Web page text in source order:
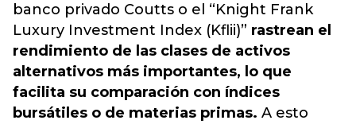
banco privado Coutts o el “Knight Frank
Luxury Investment Index (Kflii)” rastrean el
rendimiento de las clases de activos
alternativos más importantes, lo que
facilita su comparación con índices
bursátiles o de materias primas. A esto